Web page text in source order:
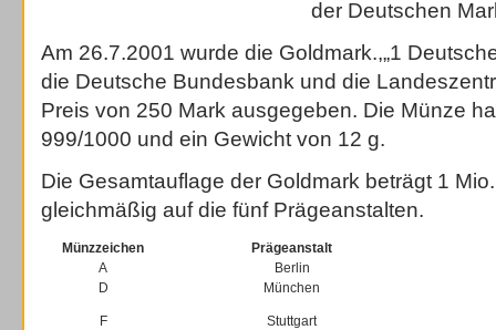
der Deutschen
Am 26.7.2001 wurde die Goldmark.,„1
die Deutsche Bundesbank und die
Preis von 250 Mark ausgegeben. Die Münze
999/1000 und ein Gewicht von 12 g.
Die Gesamtauflage der Goldmark beträgt 1
gleichmäßig auf die fünf Prägeanstalten.
Münzzeichen
Prägeanstalt
A
Berlin
D
München
F Stuttgart